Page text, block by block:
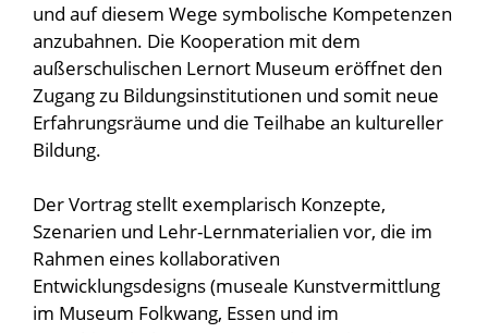
und auf diesem Wege symbolische Kompetenzen
anzubahnen. Die Kooperation mit dem
außerschulischen Lernort Museum eröffnet den
Zugang zu Bildungsinstitutionen und somit neue
Erfahrungsräume und die Teilhabe an kultureller
Bildung.
Der Vortrag stellt exemplarisch Konzepte,
Szenarien und Lehr-Lernmaterialien vor, die im
Rahmen eines kollaborativen
Entwicklungsdesigns (museale Kunstvermittlung
im Museum Folkwang, Essen und im